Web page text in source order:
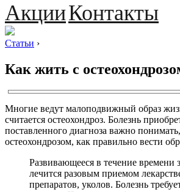
АкцииКонтакты
Статьи ›
Как жить с
Многие ведут малоподвижный образ
считается остеохондроз. Болезнь
поставленного диагноза важно
остеохондрозом, как правильно вести
Развивающееся в течение времени
лечится разовым приемом
препаратов, уколов. Болезнь